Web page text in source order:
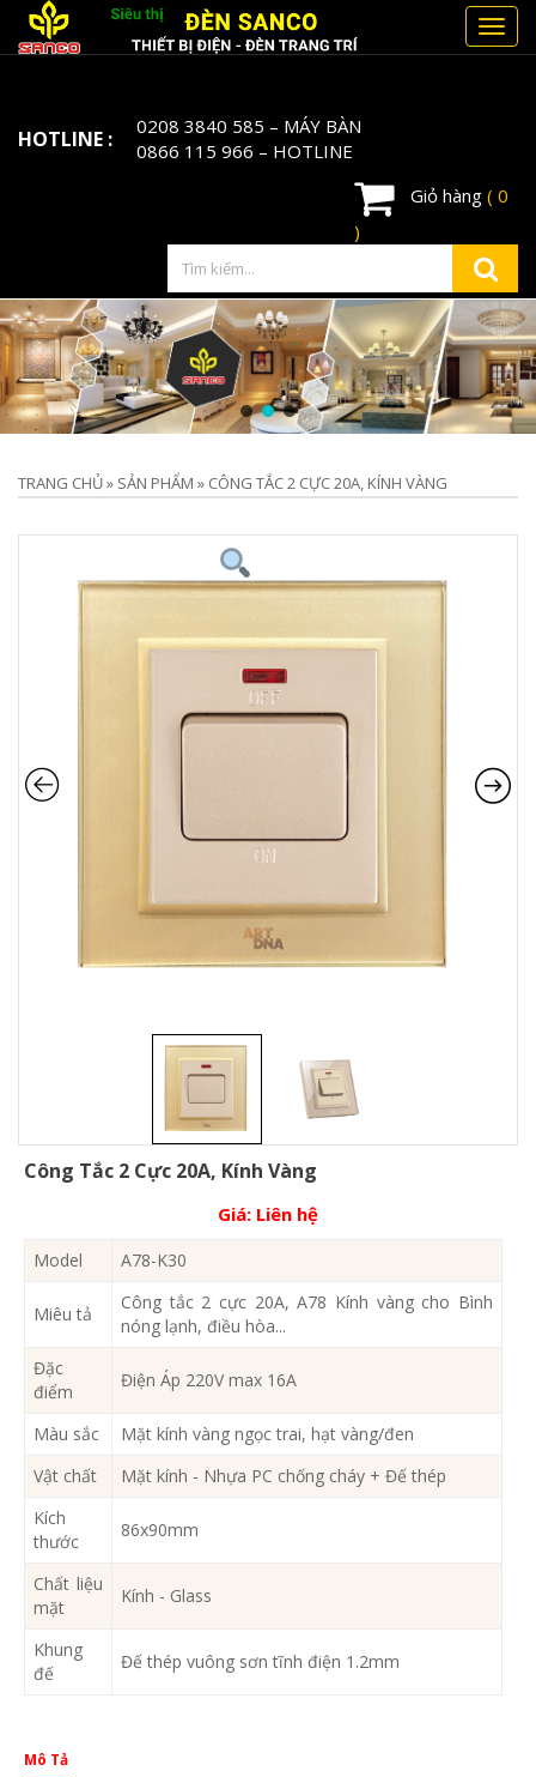
HOTLINE : 0208 3840 585 – MÁY BÀN
0866 115 966 – HOTLINE
Giỏ hàng ( 0
)
TRANG CHỦ» SẢN PHẨM » CÔNG TẮC 2 CỰC 20A, KÍNH VÀNG
Công Tắc 2 Cực 20A, Kính Vàng
Giá: Liên hệ
Model A78-K30
Miêu tả
Công tắc 2 cực 20A, A78 Kính vàng cho Bình
nóng lạnh, điều hòa...
Đặc
điểm
Điện Áp 220V max 16A
Màu sắc
Mặt kính vàng ngọc trai, hạt vàng/đen
Vật chất
Mặt kính - Nhựa PC chống cháy + Đế thép
Kích
thước
86x90mm
Chất liệu
mặt
Kính - Glass
Khung
đế
Đế thép vuông sơn tĩnh điện 1.2mm
Mô Tả